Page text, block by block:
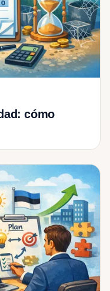
cómo